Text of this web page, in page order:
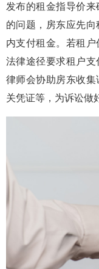
发布的租金指导价
的问题，房东应先
内支付租金。若租
法律途径要求租户
律师会协助房东收
关凭证等，为诉讼做